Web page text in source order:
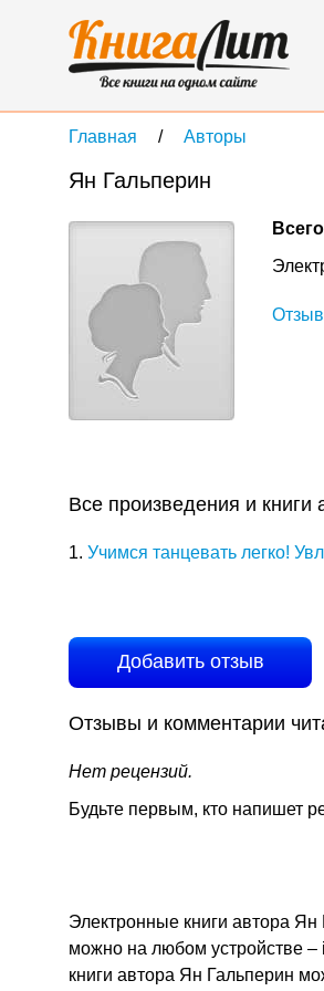
Главная Авторы
Ян Гальперин
Все произведения и книги
1. Учимся танцевать легко!
Добавить отзыв
Отзывы и комментарии
Нет рецензий.
Будьте первым, кто напишет
Электронные книги автора Ян
можно на любом устройстве –
книги автора Ян Гальперин